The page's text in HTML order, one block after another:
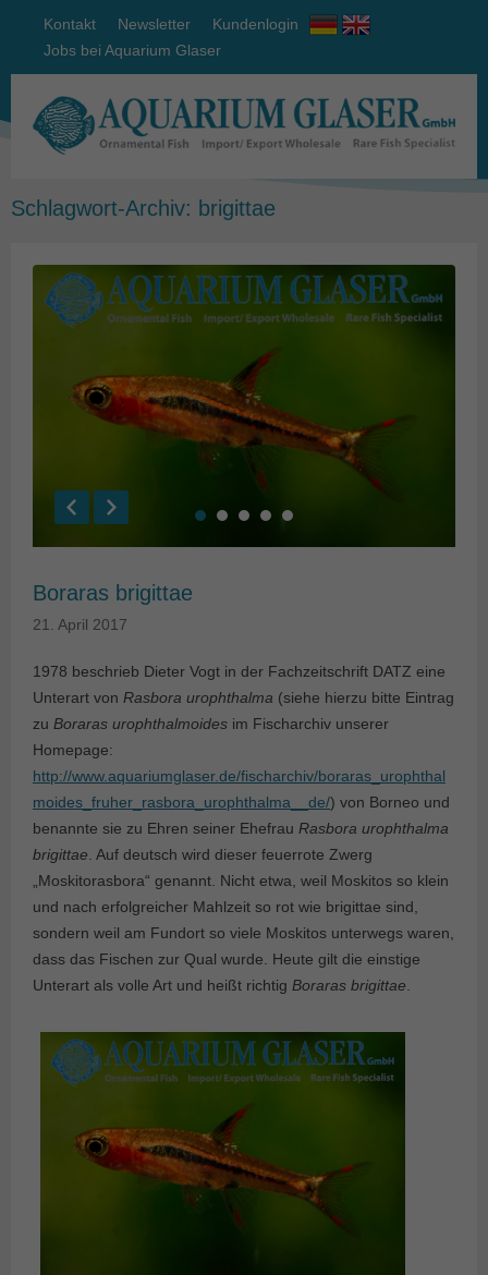
Kontakt Newsletter
Kundenlogin
Jobs bei Aquarium Glaser
Schlagwort-Archiv: brigittae
Boraras brigittae
21. April 2017
1978 beschrieb Dieter Vogt in der Fachzeitschrift DATZ eine
Unterart von Rasbora urophthalma (siehe hierzu bitte Eintrag
zu Boraras urophthalmoides im Fischarchiv unserer
Homepage:
http://www.aquariumglaser.de/fischarchiv/boraras_urophthal
moides_fruher_rasbora_urophthalma__de/) von Borneo und
benannte sie zu Ehren seiner Ehefrau Rasbora urophthalma
brigittae . Auf deutsch wird dieser feuerrote Zwerg
„Moskitorasbora“ genannt. Nicht etwa, weil Moskitos so klein
und nach erfolgreicher Mahlzeit so rot wie brigittae sind,
sondern weil am Fundort so viele Moskitos unterwegs waren,
dass das Fischen zur Qual wurde. Heute gilt die einstige
Unterart als volle Art und heißt richtig Boraras brigittae